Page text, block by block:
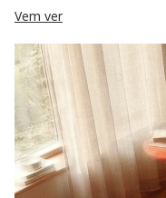
Vem ver